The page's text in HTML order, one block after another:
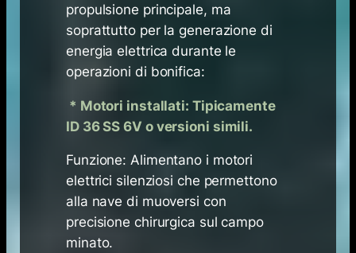
propulsione principale, ma
soprattutto per la generazione di
energia elettrica durante le
operazioni di bonifica:
* Motori installati: Tipicamente
ID 36 SS 6V o versioni simili.
Funzione: Alimentano i motori
elettrici silenziosi che permettono
alla nave di muoversi con
precisione chirurgica sul campo
minato.